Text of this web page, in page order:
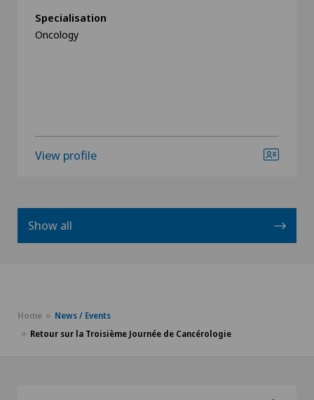
Specialisation
Oncology
View profile
Show all
Home
News / Events
Retour sur la Troisième Journée de Cancérologie